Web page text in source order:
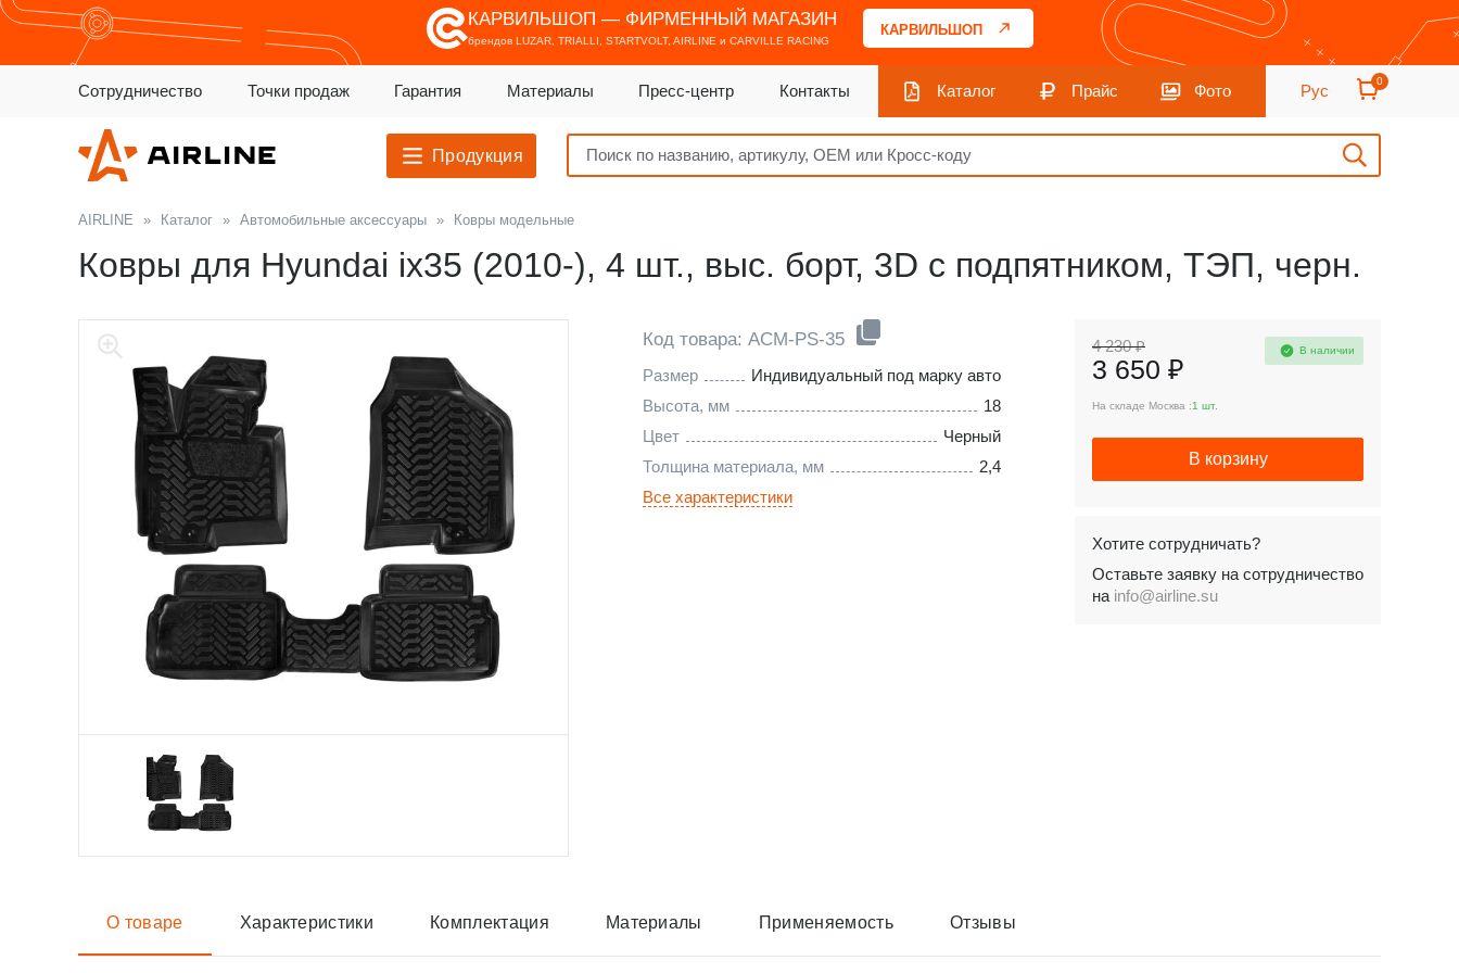
КАРВИЛЬШОП — ФИРМЕННЫЙ МАГАЗИН
брендов LUZAR, TRIALLI, STARTVOLT, AIRLINE и CARVILLE RACING
КАРВИЛЬШОП
Сотрудничество Точки продаж Гарантия Материалы Пресс-центр Контакты Каталог Прайс Фото Рус
0
Продукция
AIRLINE » Каталог » Автомобильные аксессуары » Ковры модельные
Ковры для Hyundai ix35 (2010-), 4 шт., выс. борт, 3D с подпятником, ТЭП, черн.
Код товара: ACM-PS-35
Размер
Индивидуальный под марку авто
Высота, мм
18
Цвет
Черный
Толщина материала, мм
2,4
Все характеристики
4 230 ₽
3 650 ₽
В наличии
На складе Москва :1 шт.
В корзину
Хотите сотрудничать?
Оставьте заявку на сотрудничество
на info@airline.su
О товаре Характеристики Комплектация Материалы Применяемость Отзывы